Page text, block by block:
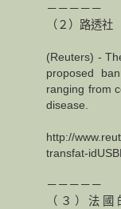
－－－－－
（２）路透社
(Reuters) -
proposed
ranging from
disease.
http://
transfat-
－－－－－
（３）法